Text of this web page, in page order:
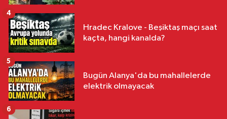
Hradec Kralove - Beşiktaş maçı saat
kaçta, hangi kanalda?
4
Bugün Alanya'da bu mahallelerde
elektrik olmayacak
5
6